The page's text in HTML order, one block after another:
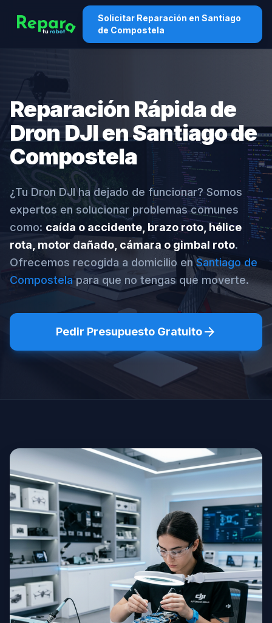
Solicitar Reparación en Santiago
de Compostela
Reparación Rápida de
Dron DJI en Santiago de
Compostela
¿Tu Dron DJI ha dejado de funcionar? Somos
expertos en solucionar problemas comunes
como: caída o accidente, brazo roto, hélice
rota, motor dañado, cámara o gimbal roto.
Ofrecemos recogida a domicilio enSantiago de
Compostelapara que no tengas que moverte.
Pedir Presupuesto Gratuitoarrow_forward